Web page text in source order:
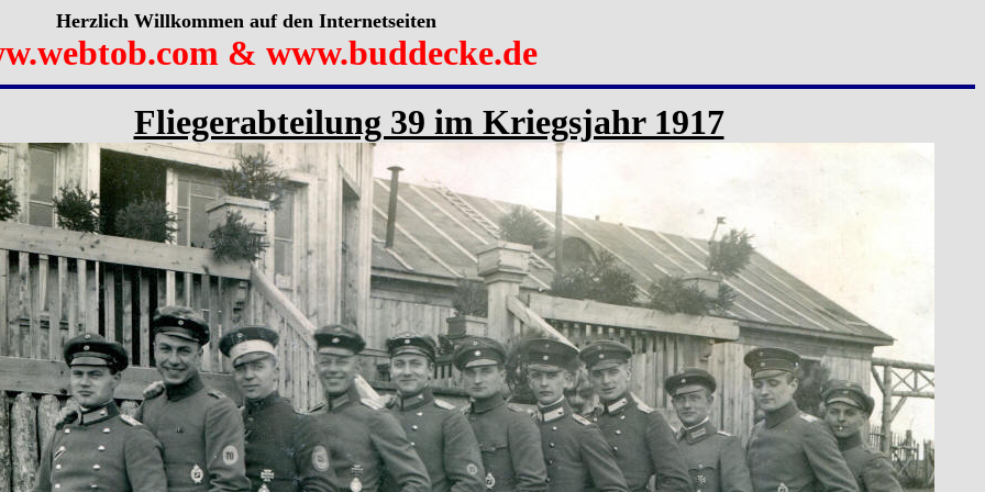
Herzlich Willkommen auf den Internetseiten
& www.buddecke.de
Fliegerabteilung 39 im Kriegsjahr 1917